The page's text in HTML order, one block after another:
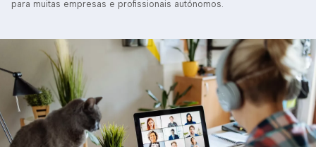
para muitas empresas e profissionais autônomos.